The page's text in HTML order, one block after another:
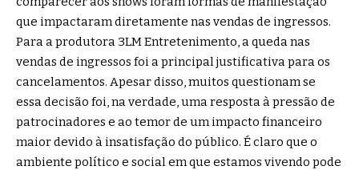
que impactaram diretamente nas vendas de ingressos.
Para a produtora 3LM Entretenimento, a queda nas
vendas de ingressos foi a principal justificativa para os
cancelamentos. Apesar disso, muitos questionam se
essa decisão foi, na verdade, uma resposta à pressão de
patrocinadores e ao temor de um impacto financeiro
maior devido à insatisfação do público. É claro que o
ambiente político e social em que estamos vivendo pode